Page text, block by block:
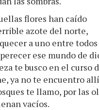
flores han caído
azote del norte,
a uno entre todos
ese mundo de
te busco en el curso
ya no te encuentro
te llamo, por las
vacíos.